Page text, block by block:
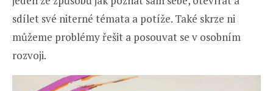
sdílet své niterné témata a potíže. Také skrze ni
můžeme problémy řešit a posouvat se v osobním
rozvoji.